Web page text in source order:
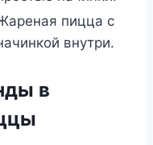
пицца с
внутри.
в